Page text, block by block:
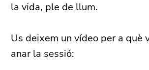
la vida, ple de llum.
Us deixem un vídeo per a què
anar la sessió: